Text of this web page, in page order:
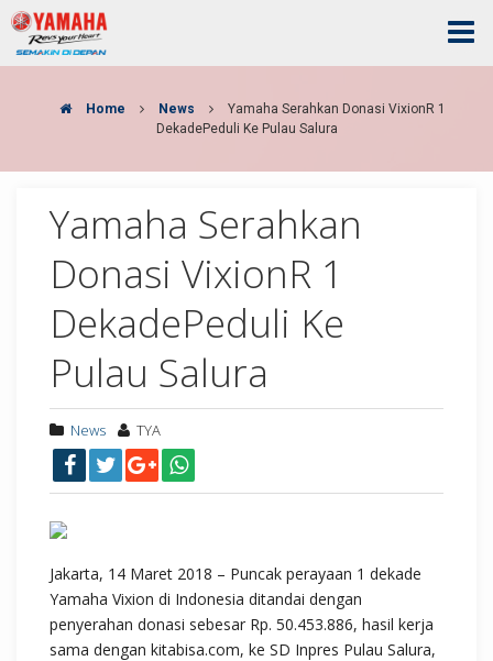
Home News
Yamaha Serahkan Donasi VixionR 1
DekadePeduli Ke Pulau Salura
Yamaha Serahkan
Donasi VixionR 1
DekadePeduli Ke
Pulau Salura
News TYA
Jakarta, 14 Maret 2018 – Puncak perayaan 1 dekade
Yamaha Vixion di Indonesia ditandai dengan
penyerahan donasi sebesar Rp. 50.453.886, hasil kerja
sama dengan kitabisa.com, ke SD Inpres Pulau Salura,